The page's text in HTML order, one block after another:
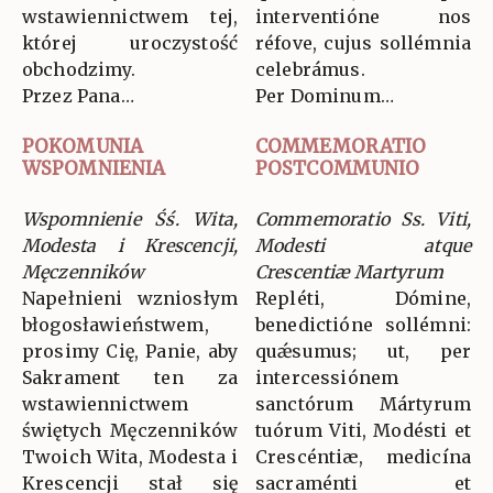
wstawiennictwem tej,
której uroczystość
obchodzimy.
Przez Pana…
interventióne nos
réfove, cujus sollémnia
celebrámus.
Per Dominum…
POKOMUNIA
WSPOMNIENIA
COMMEMORATIO
POSTCOMMUNIO
Wspomnienie Śś. Wita,
Modesta i Krescencji,
Męczenników
Napełnieni wzniosłym
błogosławieństwem,
prosimy Cię, Panie, aby
Sakrament ten za
wstawiennictwem
świętych Męczenników
Twoich Wita, Modesta i
Krescencji stał się
Commemoratio Ss. Viti,
Modesti atque
Crescentiæ Martyrum
Repléti, Dómine,
benedictióne sollémni:
quǽsumus; ut, per
intercessiónem
sanctórum Mártyrum
tuórum Viti, Modésti et
Crescéntiæ, medicína
sacraménti et